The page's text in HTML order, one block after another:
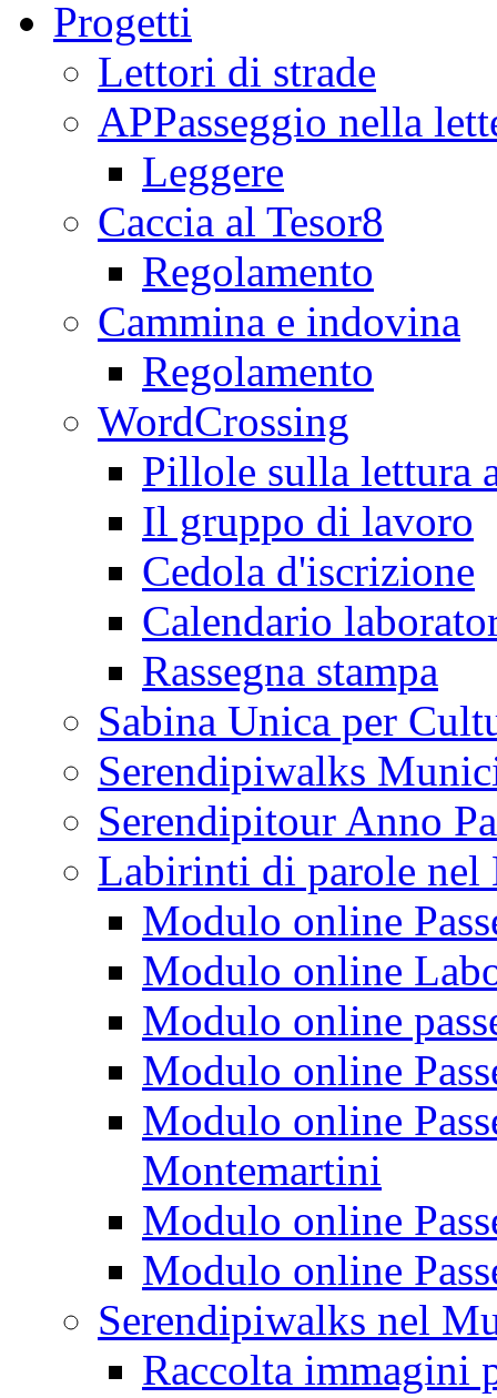
Progetti
Lettori di strade
APPasseggio nella
Leggere
Caccia al Tesor8
Regolamento
Cammina e indovina
Regolamento
WordCrossing
Pillole sulla lettura
Il gruppo di lavoro
Cedola d'iscrizione
Calendario
Rassegna stampa
Sabina Unica per
Serendipiwalks
Serendipitour Anno
Labirinti di parole
Modulo online
Modulo online
Modulo online
Modulo online
Modulo online
Montemartini
Modulo online
Modulo online
Serendipiwalks nel
Raccolta immagini